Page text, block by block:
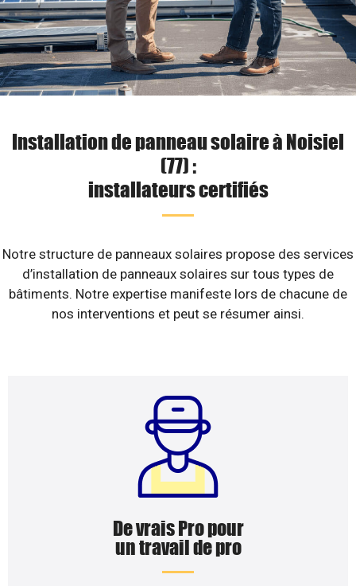
Installation de panneau solaire à Noisiel
(77) :
installateurs certifiés
Notre structure de panneaux solaires propose des services
d’installation de panneaux solaires sur tous types de
bâtiments. Notre expertise manifeste lors de chacune de
nos interventions et peut se résumer ainsi.
De vrais Pro pour
un travail de pro